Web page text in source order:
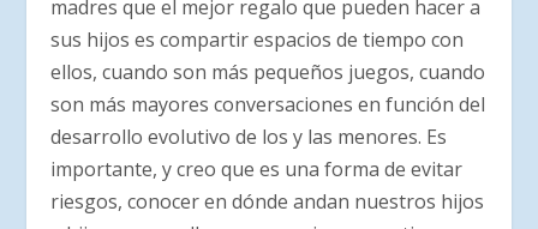
madres que el mejor regalo que pueden hacer a
sus hijos es compartir espacios de tiempo con
ellos, cuando son más pequeños juegos, cuando
son más mayores conversaciones en función del
desarrollo evolutivo de los y las menores. Es
importante, y creo que es una forma de evitar
riesgos, conocer en dónde andan nuestros hijos